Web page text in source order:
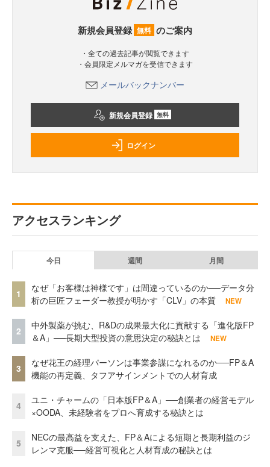
新規会員登録 無料 のご案内
・全ての過去記事が閲覧できます
・会員限定メルマガを受信できます
メールバックナンバー
新規会員登録 無料
ログイン
アクセスランキング
今日 週間 月間
1
なぜ「お客様は神様です」は間違っているのか──データ分
析の巨匠フェーダー教授が明かす「CLV」の本質
NEW
2
中外製薬が挑む、R&Dの成果最大化に貢献する「進化版FP
＆A」──長期大型投資の意思決定の秘訣とは
NEW
3
なぜ花王の経理パーソンは事業参謀になれるのか──FP＆A
機能の再定義、タフアサインメントでの人材育成
4
ユニ・チャームの「日本版FP＆A」──創業者の経営モデル
×OODA、未経験者をプロへ育成する秘訣とは
5
NECの最高益を支えた、FP＆Aによる短期と長期利益のジ
レンマ克服──経営可視化と人材育成の秘訣とは